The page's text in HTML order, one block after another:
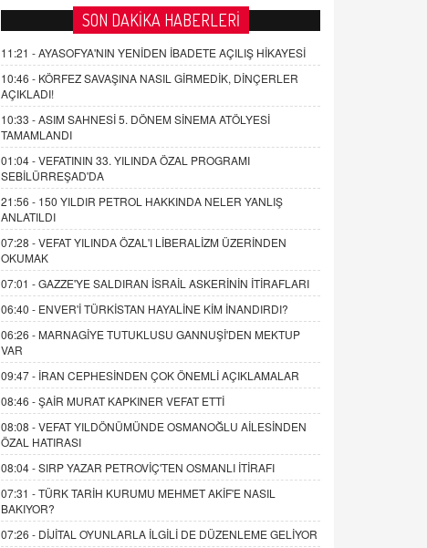
SON DAKİKA HABERLERİ
11:21 -AYASOFYA'NIN YENİDEN İBADETE AÇILIŞ HİKAYESİ
10:46 - KÖRFEZ SAVAŞINA NASIL GİRMEDİK, DİNÇERLER
AÇIKLADI!
10:33 -ASIM SAHNESİ 5. DÖNEM SİNEMA ATÖLYESİ
TAMAMLANDI
01:04 -VEFATININ 33. YILINDA ÖZAL PROGRAMI
SEBİLÜRREŞAD'DA
21:56 - 150 YILDIR PETROL HAKKINDA NELER YANLIŞ
ANLATILDI
07:28 -VEFAT YILINDA ÖZAL'I LİBERALİZM ÜZERİNDEN
OKUMAK
07:01 -GAZZE'YE SALDIRAN İSRAİL ASKERİNİN İTİRAFLARI
06:40 - ENVER'İ TÜRKİSTAN HAYALİNE KİM İNANDIRDI?
06:26 - MARNAGİYE TUTUKLUSU GANNUŞİ'DEN MEKTUP
VAR
09:47 - İRAN CEPHESİNDEN ÇOK ÖNEMLİ AÇIKLAMALAR
08:46 -ŞAİR MURAT KAPKINER VEFAT ETTİ
08:08 -VEFAT YILDÖNÜMÜNDE OSMANOĞLU AİLESİNDEN
ÖZAL HATIRASI
08:04 -SIRP YAZAR PETROVİÇ'TEN OSMANLI İTİRAFI
07:31 -TÜRK TARİH KURUMU MEHMET AKİF'E NASIL
BAKIYOR?
07:26 - DİJİTAL OYUNLARLA İLGİLİ DE DÜZENLEME GELİYOR